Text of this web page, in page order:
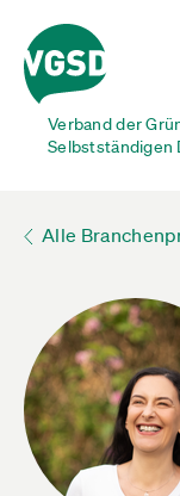
Verband der
Selbstständigen
Alle